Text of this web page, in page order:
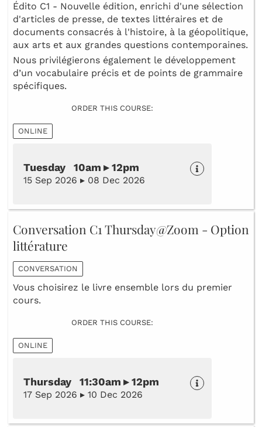
Édito C1 - Nouvelle édition, enrichi d'une sélection
d'articles de presse, de textes littéraires et de
documents consacrés à l'histoire, à la géopolitique,
aux arts et aux grandes questions contemporaines.
Nous privilégierons également le développement
d’un vocabulaire précis et de points de grammaire
spécifiques.
ORDER THIS COURSE:
ONLINE
Tuesday 10am ▸ 12pm
15 Sep 2026 ▸ 08 Dec 2026
Conversation C1 Thursday@Zoom - Option
littérature
CONVERSATION
Vous choisirez le livre ensemble lors du premier
cours.
ORDER THIS COURSE:
ONLINE
Thursday 11:30am ▸ 12pm
17 Sep 2026 ▸ 10 Dec 2026